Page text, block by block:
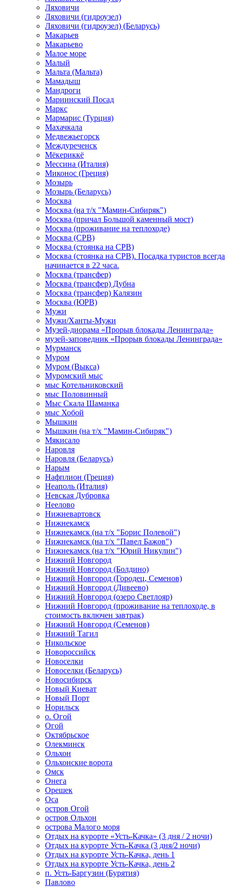
Ляховичи
Ляховичи (гидроузел)
Ляховичи (гидроузел) (Беларусь)
Макарьев
Макарьево
Малое море
Малый
Мальта (Мальта)
Мамадыш
Мандроги
Мариинский Посад
Маркс
Мармарис (Турция)
Махачкала
Медвежьегорск
Междуреченск
Мёкериккё
Мессина (Италия)
Миконос (Греция)
Мозырь
Мозырь (Беларусь)
Москва
Москва (на т/х "Мамин-Сибиряк")
Москва (причал Большой каменный мост)
Москва (проживание на теплоходе)
Москва (СРВ)
Москва (стоянка на СРВ)
Москва (стоянка на СРВ). Посадка туристов всегда
начинается в 22 часа.
Москва (трансфер)
Москва (трансфер) Дубна
Москва (трансфер) Калязин
Москва (ЮРВ)
Мужи
Мужи/Ханты-Мужи
Музей-диорама «Прорыв блокады Ленинграда»
музей-заповедник «Прорыв блокады Ленинграда»
Мурманск
Муром
Муром (Выкса)
Муромский мыс
мыс Котельниковский
мыс Половинный
Мыс Скала Шаманка
мыс Хобой
Мышкин
Мышкин (на т/х "Мамин-Сибиряк")
Мякисало
Наровля
Наровля (Беларусь)
Нарым
Нафплион (Греция)
Неаполь (Италия)
Невская Дубровка
Неелово
Нижневартовск
Нижнекамск
Нижнекамск (на т/х "Борис Полевой")
Нижнекамск (на т/х "Павел Бажов")
Нижнекамск (на т/х "Юрий Никулин")
Нижний Новгород
Нижний Новгород (Болдино)
Нижний Новгород (Городец, Семенов)
Нижний Новгород (Дивеево)
Нижний Новгород (озеро Светлояр)
Нижний Новгород (проживание на теплоходе, в
стоимость включен завтрак)
Нижний Новгород (Семенов)
Нижний Тагил
Никольское
Новороссийск
Новоселки
Новоселки (Беларусь)
Новосибирск
Новый Киеват
Новый Порт
Норильск
о. Огой
Огой
Октябрьское
Олекминск
Ольхон
Ольхонские ворота
Омск
Онега
Орешек
Оса
остров Огой
остров Ольхон
острова Малого моря
Отдых на курорте «Усть-Качка» (3 дня / 2 ночи)
Отдых на курорте Усть-Качка (3 дня/2 ночи)
Отдых на курорте Усть-Качка, день 1
Отдых на курорте Усть-Качка, день 2
п. Усть-Баргузин (Бурятия)
Павлово